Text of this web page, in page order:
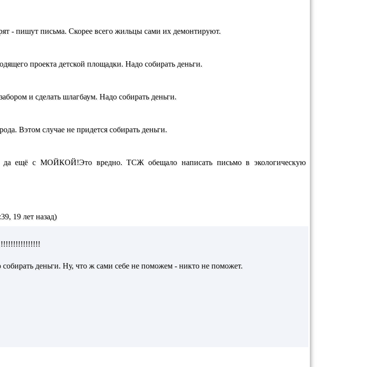
- пишут письма. Скорее всего жильцы сами их демонтируют.
проекта детской площадки. Надо собирать деньги.
и сделать шлагбаум. Надо собирать деньги.
Вэтом случае не придется собирать деньги.
да ещё с МОЙКОЙ!Это вредно. ТСЖ обещало написать письмо в экологическую
19 лет назад)
деньги. Ну, что ж сами себе не поможем - никто не поможет.